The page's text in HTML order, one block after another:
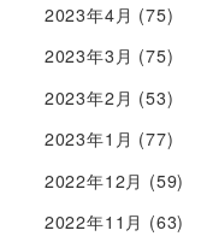
2023年4月 (75)
2023年3月 (75)
2023年2月 (53)
2023年1月 (77)
2022年12月 (59)
2022年11月 (63)